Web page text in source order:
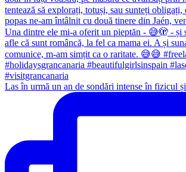
Las în urmă un an de sondări intense în fizicul și